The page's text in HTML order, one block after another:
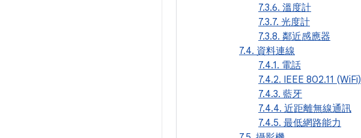
7.3.6. 溫度計
7.3.7. 光度計
7.3.8. 鄰近感應器
7.4. 資料連線
7.4.1. 電話
7.4.2. IEEE 802.11 (WiFi)
7.4.3. 藍牙
7.4.4. 近距離無線通訊
7.4.5. 最低網路能力